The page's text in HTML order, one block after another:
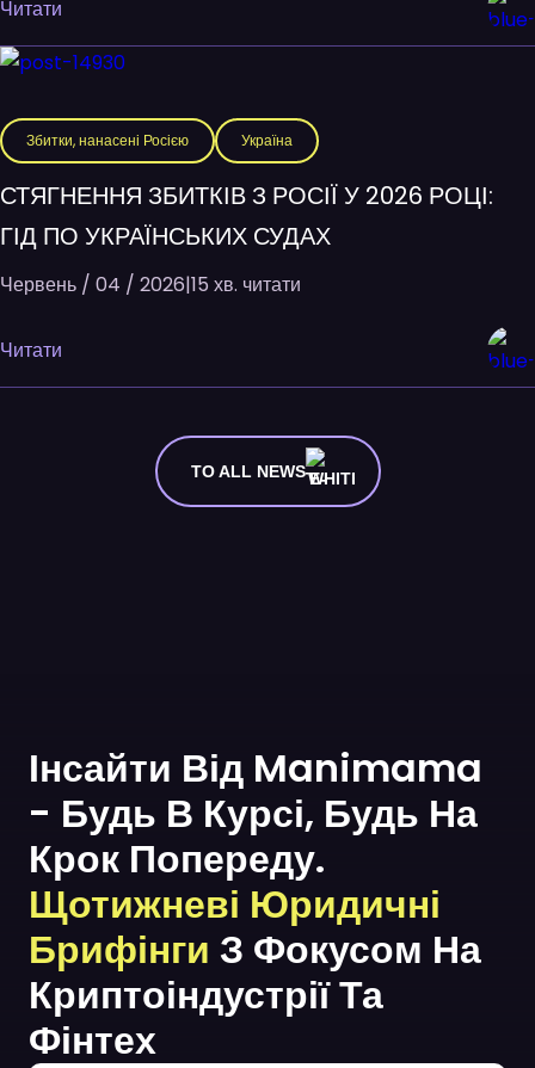
Читати
Збитки, нанасені Росією Україна
СТЯГНЕННЯ ЗБИТКІВ З РОСІЇ У 2026 РОЦІ:
ГІД ПО УКРАЇНСЬКИХ СУДАХ
Червень / 04 / 2026|15 хв. читати
Читати
TO ALL NEWS
Інсайти Від Manimama
- Будь В Курсі, Будь На
Крок Попереду.
Щотижневі Юридичні
Брифінги З Фокусом На
Криптоіндустрії Та
Фінтех